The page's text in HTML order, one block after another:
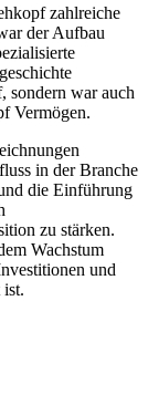
zahlreiche
der Aufbau
sondern war auch
Vermögen.
in der Branche
die Einführung
zu stärken.
Wachstum
und
ist.